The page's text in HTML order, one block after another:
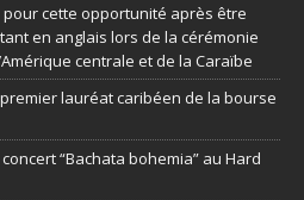
cette opportunité après être
en anglais lors de la cérémonie
centrale et de la Caraïbe
lauréat caribéen de la bourse
“Bachata bohemia” au Hard